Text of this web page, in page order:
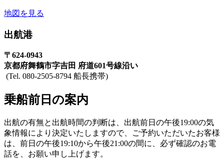
地図を見る
出航港
〒624-0943
京都府舞鶴市字吉田 府道601号線沿い
(Tel. 080-2505-8794 船長携帯)
乗船前日の案内
出航の有無と出航時間の判断は、出航前日の午後19:00の気
象情報により決定いたしますので、ご予約いただいたお客様
は、前日の午後19:10から午後21:00の間に、必ず確認のお電
話を、お願い申し上げます。